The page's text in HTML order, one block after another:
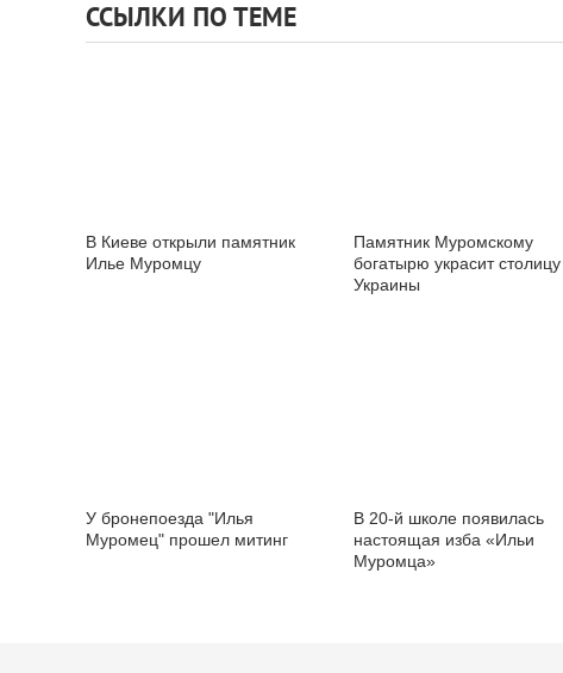
ССЫЛКИ ПО ТЕМЕ
В Киеве открыли памятник
Илье Муромцу
Памятник Муромскому
богатырю украсит столицу
Украины
У бронепоезда "Илья
Муромец" прошел митинг
В 20-й школе появилась
настоящая изба «Ильи
Муромца»